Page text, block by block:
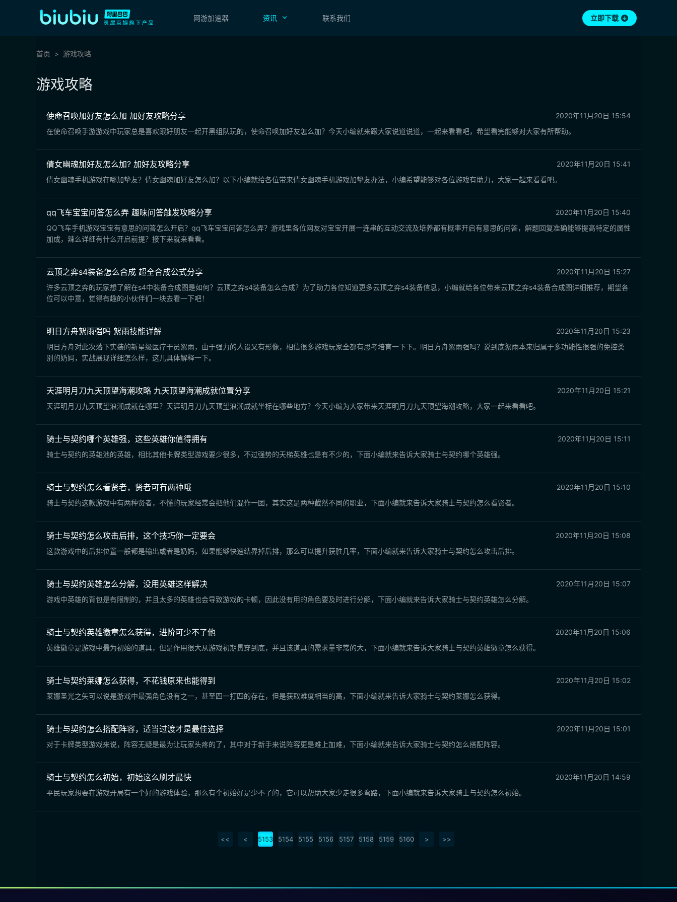
网游加速器 资讯 联系我们 立即下载
首页 游戏攻略
游戏攻略
使命召唤加好友怎么加 加好友攻略分享
2020年11月20日 15:54
在使命召唤手游游戏中玩家总是喜欢跟好朋友一起开黑组队玩的，使命召唤加好友怎么加？今天小编就来跟大家说道说道，一起来看看吧，希望看完能够对大家有所帮助。
倩女幽魂加好友怎么加? 加好友攻略分享
2020年11月20日 15:41
倩女幽魂手机游戏在哪加挚友？倩女幽魂加好友怎么加？以下小编就给各位带来倩女幽魂手机游戏加挚友办法，小编希望能够对各位游戏有助力，大家一起来看看吧。
qq飞车宝宝问答怎么弄 趣味问答触发攻略分享
2020年11月20日 15:40
QQ飞车手机游戏宝宝有意思的问答怎么开启？qq飞车宝宝问答怎么弄？游戏里各位网友对宝宝开展一连串的互动交流及培养都有概率开启有意思的问答，解题回复准确能够提高特定的属性
加成，辣么详细有什么开启前提？接下来就来看看。
云顶之弈s4装备怎么合成 超全合成公式分享
2020年11月20日 15:27
许多云顶之弈的玩家想了解在s4中装备合成图是如何？云顶之弈s4装备怎么合成？为了助力各位知道更多云顶之弈s4装备信息，小编就给各位带来云顶之弈s4装备合成图详细推荐，期望各
位可以中意，觉得有趣的小伙伴们一块去看一下吧！
明日方舟絮雨强吗 絮雨技能详解
2020年11月20日 15:23
明日方舟对此次落下实装的新星级医疗干员絮雨，由于强力的人设又有形像，相信很多游戏玩家全都有思考培育一下下。明日方舟絮雨强吗？说到底絮雨本来归属于多功能性很强的免控类
别的奶妈，实战展现详细怎么样，这儿具体解释一下。
天涯明月刀九天顶望海潮攻略 九天顶望海潮成就位置分享
2020年11月20日 15:21
天涯明月刀九天顶望浪潮成就在哪里？天涯明月刀九天顶望浪潮成就坐标在哪些地方？今天小编为大家带来天涯明月刀九天顶望海潮攻略，大家一起来看看吧。
骑士与契约哪个英雄强，这些英雄你值得拥有
2020年11月20日 15:11
骑士与契约的英雄池的英雄，相比其他卡牌类型游戏要少很多，不过强势的天梯英雄也是有不少的，下面小编就来告诉大家骑士与契约哪个英雄强。
骑士与契约怎么看贤者，贤者可有两种哦
2020年11月20日 15:10
骑士与契约这款游戏中有两种贤者，不懂的玩家经常会把他们混作一团，其实这是两种截然不同的职业，下面小编就来告诉大家骑士与契约怎么看贤者。
骑士与契约怎么攻击后排，这个技巧你一定要会
2020年11月20日 15:08
这款游戏中的后排位置一般都是输出或者是奶妈，如果能够快速结界掉后排，那么可以提升获胜几率，下面小编就来告诉大家骑士与契约怎么攻击后排。
骑士与契约英雄怎么分解，没用英雄这样解决
2020年11月20日 15:07
游戏中英雄的背包是有限制的，并且太多的英雄也会导致游戏的卡顿，因此没有用的角色要及时进行分解，下面小编就来告诉大家骑士与契约英雄怎么分解。
骑士与契约英雄徽章怎么获得，进阶可少不了他
2020年11月20日 15:06
英雄徽章是游戏中最为初始的道具，但是作用很大从游戏初期贯穿到底，并且该道具的需求量非常的大，下面小编就来告诉大家骑士与契约英雄徽章怎么获得。
骑士与契约莱娜怎么获得，不花钱原来也能得到
2020年11月20日 15:02
莱娜圣光之矢可以说是游戏中最强角色没有之一，甚至四一打四的存在，但是获取难度相当的高，下面小编就来告诉大家骑士与契约莱娜怎么获得。
骑士与契约怎么搭配阵容，适当过渡才是最佳选择
2020年11月20日 15:01
对于卡牌类型游戏来说，阵容无疑是最为让玩家头疼的了，其中对于新手来说阵容更是难上加难，下面小编就来告诉大家骑士与契约怎么搭配阵容。
骑士与契约怎么初始，初始这么刷才最快
2020年11月20日 14:59
平民玩家想要在游戏开局有一个好的游戏体验，那么有个初始好是少不了的，它可以帮助大家少走很多弯路，下面小编就来告诉大家骑士与契约怎么初始。
<< < 5153 5154 5155 5156 5157 5158 5159 5160 > >>